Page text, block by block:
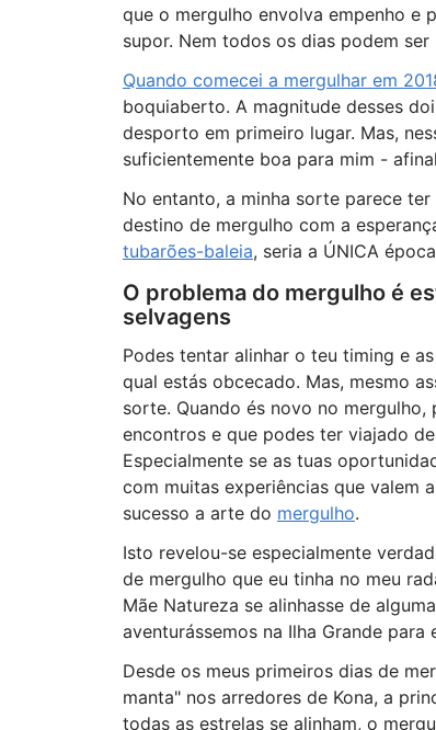
que o mergulho envolva empenho e
supor. Nem todos os dias podem
Quando comecei a mergulhar em
boquiaberto. A magnitude desses
desporto em primeiro lugar. Mas,
suficientemente boa para mim -
No entanto, a minha sorte parece
destino de mergulho com a
tubarões-baleia, seria a ÚNICA
O problema do mergulho é
selvagens
Podes tentar alinhar o teu timing e
qual estás obcecado. Mas, mesmo
sorte. Quando és novo no
encontros e que podes ter viajado
Especialmente se as tuas
com muitas experiências que valem
sucesso a arte do mergulho.
Isto revelou-se especialmente
de mergulho que eu tinha no meu
Mãe Natureza se alinhasse de
aventurássemos na Ilha Grande
Desde os meus primeiros dias de
manta" nos arredores de Kona, a
todas as estrelas se alinham, o